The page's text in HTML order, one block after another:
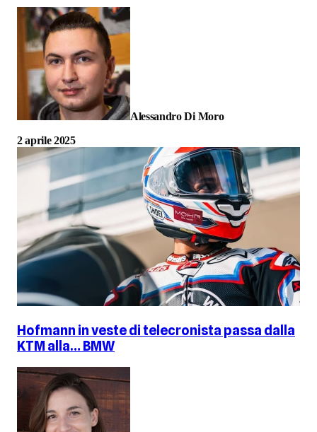
Alessandro Di Moro
2 aprile 2025
Hofmann in veste di telecronista passa dalla
KTM alla… BMW